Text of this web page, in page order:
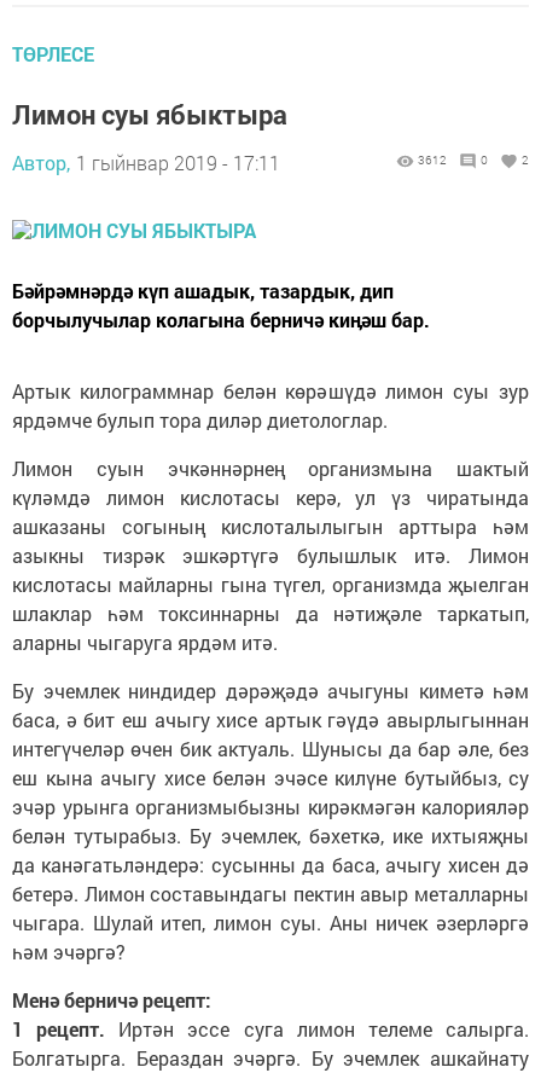
ТӨРЛЕСЕ
Лимон суы ябыктыра
Автор, 1 гыйнвар 2019 - 17:11 3612 0 2
Бәйрәмнәрдә күп ашадык, тазардык, дип
борчылучылар колагына берничә киӊәш бар.
Артык килограммнар белән көрәшүдә лимон суы зур
ярдәмче булып тора диләр диетологлар.
Лимон суын эчкәннәрнең организмына шактый
күләмдә лимон кислотасы керә, ул үз чиратында
ашказаны согының кислоталылыгын арттыра һәм
азыкны тизрәк эшкәртүгә булышлык итә. Лимон
кислотасы майларны гына түгел, организмда җыелган
шлаклар һәм токсиннарны да нәтиҗәле таркатып,
аларны чыгаруга ярдәм итә.
Бу эчемлек ниндидер дәрәҗәдә ачыгуны киметә һәм
баса, ә бит еш ачыгу хисе артык гәүдә авырлыгыннан
интегүчеләр өчен бик актуаль. Шунысы да бар әле, без
еш кына ачыгу хисе белән эчәсе килүне бутыйбыз, су
эчәр урынга организмыбызны кирәкмәгән калорияләр
белән тутырабыз. Бу эчемлек, бәхеткә, ике ихтыяҗны
да канәгатьләндерә: сусынны да баса, ачыгу хисен дә
бетерә. Лимон составындагы пектин авыр металларны
чыгара. Шулай итеп, лимон суы. Аны ничек әзерләргә
һәм эчәргә?
Менә берничә рецепт:
1 рецепт. Иртән эссе суга лимон телеме салырга.
Болгатырга. Бераздан эчәргә. Бу эчемлек ашкайнату